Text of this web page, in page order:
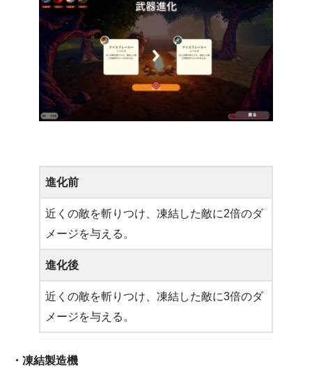
進化前
近くの敵を斬りつけ、凍結した敵に2倍のダ
メージを与える。
進化後
近くの敵を斬りつけ、凍結した敵に3倍のダ
メージを与える。
・凍結製造機